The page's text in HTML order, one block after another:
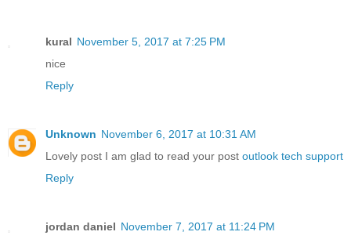
kural November 5, 2017 at 7:25 PM
nice
Reply
Unknown November 6, 2017 at 10:31 AM
Lovely post I am glad to read your post outlook tech support
Reply
jordan daniel November 7, 2017 at 11:24 PM